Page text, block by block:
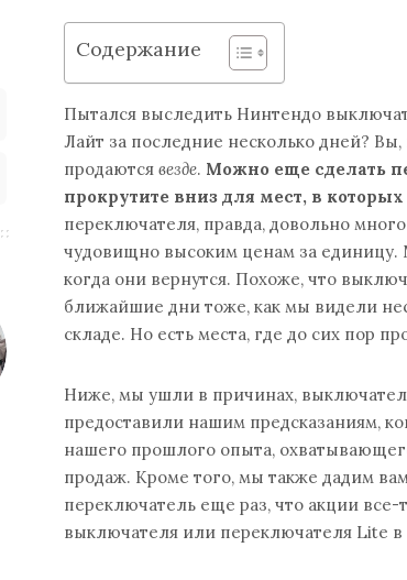
Содержание
Пытался выследить Нинтендо
Лайт за последние несколько дней?
продаются везде. Можно еще сделать
прокрутите вниз для мест, в которых
переключателя, правда, довольно
чудовищно высоким ценам за единицу.
когда они вернутся. Похоже, что
ближайшие дни тоже, как мы видели
складе. Но есть места, где до сих пор
Ниже, мы ушли в причинах,
предоставили нашим предсказаниям,
нашего прошлого опыта,
продаж. Кроме того, мы также дадим
переключатель еще раз, что акции все-
выключателя или переключателя Lite